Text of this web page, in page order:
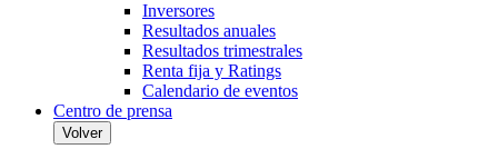
Inversores
Resultados anuales
Resultados trimestrales
Renta fija y Ratings
Calendario de eventos
Centro de prensa
Volver